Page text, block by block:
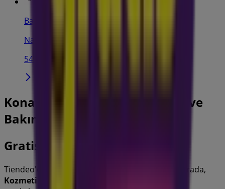
Barçın Spor
Nadir Nadi Caddesi No:27 Konak/İzmir, İzmir
54 m
Konak içindeki diğer Kozmetik ve
Bakım katalogları
Gratis
Tiendeo'daki
mağazasına hoş geldiniz! Burada,
Kozmetik ve Bakım